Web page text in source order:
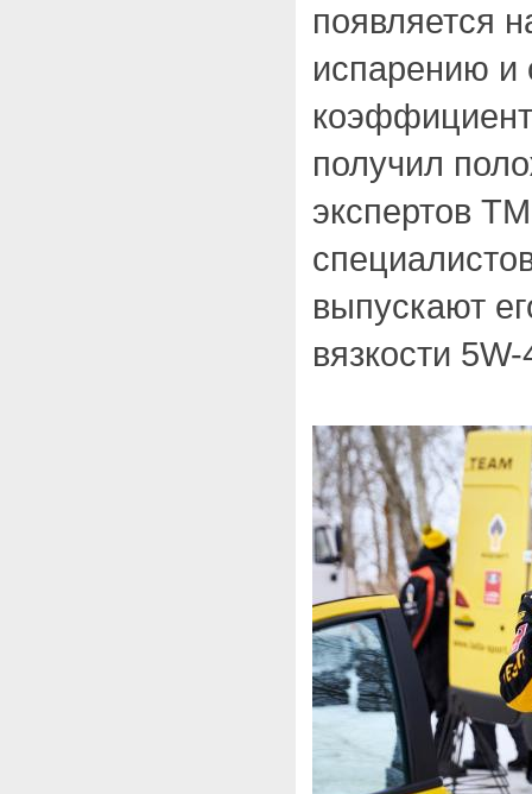
появляется
испарению и
получил
экспертов
выпускают
вязкости